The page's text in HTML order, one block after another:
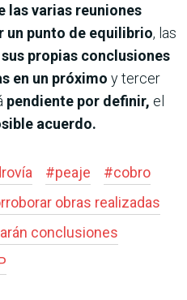
las varias reuniones
un punto de equilibrio, las
propias conclusiones
en un próximo y tercer
pendiente por definir, el
acuerdo.
#peaje #cobro
obras realizadas
conclusiones